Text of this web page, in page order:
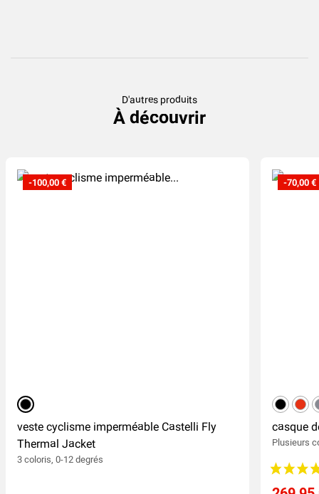
D'autres produits
À découvrir
noir
veste cyclisme imperméable Castelli Fly
Thermal Jacket
3 coloris, 0-12 degrés
-100,00 €
noir
casque
Plusieurs
-70,00 €